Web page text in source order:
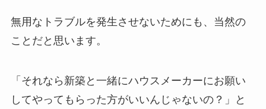
無用なトラブルを発生させないためにも、当然の
ことだと思います。
「それなら新築と一緒にハウスメーカーにお願い
してやってもらった方がいいんじゃないの？」と